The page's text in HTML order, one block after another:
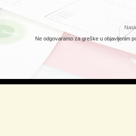
Ne odgovaramo za greške u objavljenim